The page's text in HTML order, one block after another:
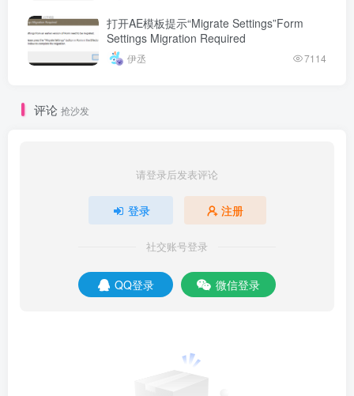
打开AE模板提示“Migrate Settings”Form
Settings Migration Required
伊丞 7114
评论 抢沙发
请登录后发表评论
登录 注册
社交账号登录
QQ登录 微信登录